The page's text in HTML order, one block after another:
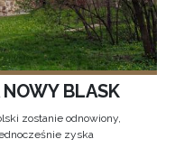
BLASK
zostanie odnowiony,
zyska